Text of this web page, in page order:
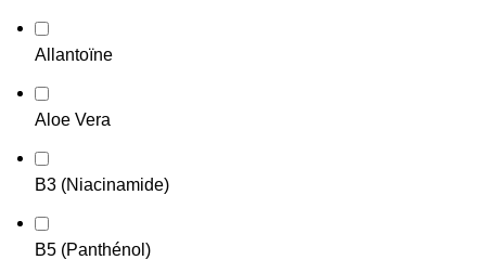
Allantoïne
Aloe Vera
B3 (Niacinamide)
B5 (Panthénol)